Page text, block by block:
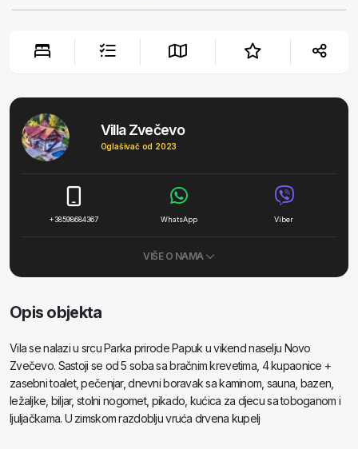
Villa Zvečevo
Oglašivač od 2023
+38598684367 WhatsApp Viber
VIŠE O NAMA
Opis objekta
Vila se nalazi u srcu Parka prirode Papuk u vikend naselju Novo
Zvečevo. Sastoji se od 5 soba sa bračnim krevetima, 4 kupaonice +
zasebni toalet, pečenjar, dnevni boravak sa kaminom, sauna, bazen,
ležaljke, biljar, stolni nogomet, pikado, kućica za djecu sa toboganom i
ljuljačkama. U zimskom razdoblju vruća drvena kupelj